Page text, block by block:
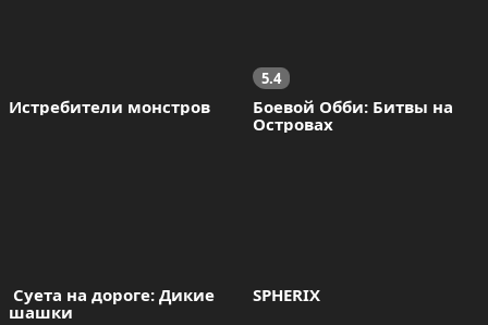
Истребители монстров
5.4
Боевой Обби: Битвы на
Островах
Суета на дороге: Дикие
шашки
SPHERIX